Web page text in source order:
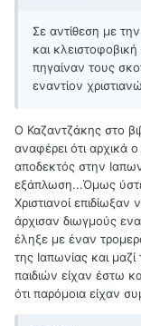
Σε αντίθεση με
και
πηγαίναν τους
εναντίον
Ο Καζαντζάκης στο
αναφέρει ότι αρχικά ο
αποδεκτός στην
εξάπλωση...Όμως
Χριστιανοί
άρχισαν διωγμούς
έληξε με έναν
της Ιαπωνίας και
παιδιών είχαν έστω
ότι παρόμοια είχαν